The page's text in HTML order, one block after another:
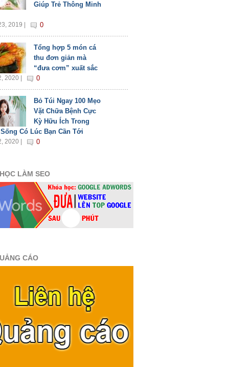
Giúp Trẻ Thông Minh
2019 | 0
Tổng hợp 5 món cá
thu đơn giản mà
“đưa cơm” xuất sắc
2020 | 0
Bỏ Túi Ngay 100 Mẹo
Vặt Chữa Bệnh Cực
Kỳ Hữu Ích Trong
Có Lúc Bạn Cần Tới
2020 | 0
LÀM SEO
CÁO